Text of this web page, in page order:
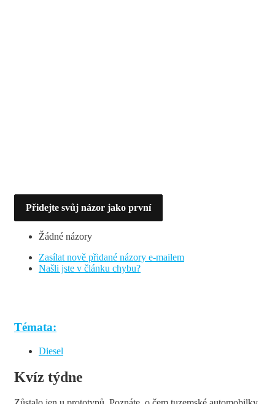
Přidejte svůj názor jako první
Žádné názory
Zasílat nově přidané názory e-mailem
Našli jste v článku chybu?
Témata:
Diesel
Kvíz týdne